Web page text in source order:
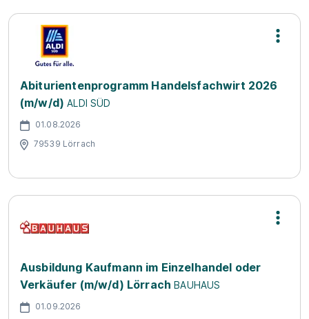
Abiturientenprogramm Handelsfachwirt 2026
(m/w/d) ALDI SÜD
01.08.2026
79539 Lörrach
Ausbildung Kaufmann im Einzelhandel oder
Verkäufer (m/w/d) Lörrach BAUHAUS
01.09.2026